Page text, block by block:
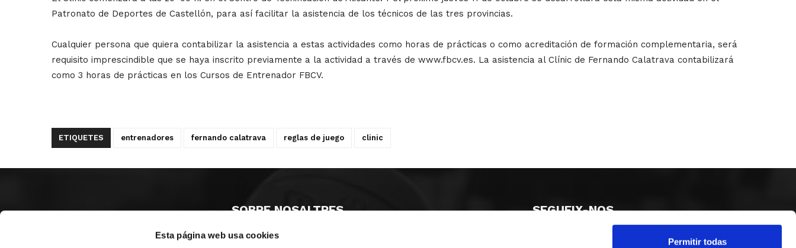
Esta página web usa cookies
Permitir todas
Patronato de Deportes de Castellón, para así facilitar la asistencia de los técnicos de las tres provincias.
Cualquier persona que quiera contabilizar la asistencia a estas actividades como horas de prácticas o como acreditación de formación complementaria, será
requisito imprescindible que se haya inscrito previamente a la actividad a través de www.fbcv.es. La asistencia al Clínic de Fernando Calatrava contabilizará
como 3 horas de prácticas en los Cursos de Entrenador FBCV.
ETIQUETES entrenadores fernando calatrava reglas de juego clinic
SOBRE NOSALTRES
CASTELLÓ
SEGUEIX-NOS